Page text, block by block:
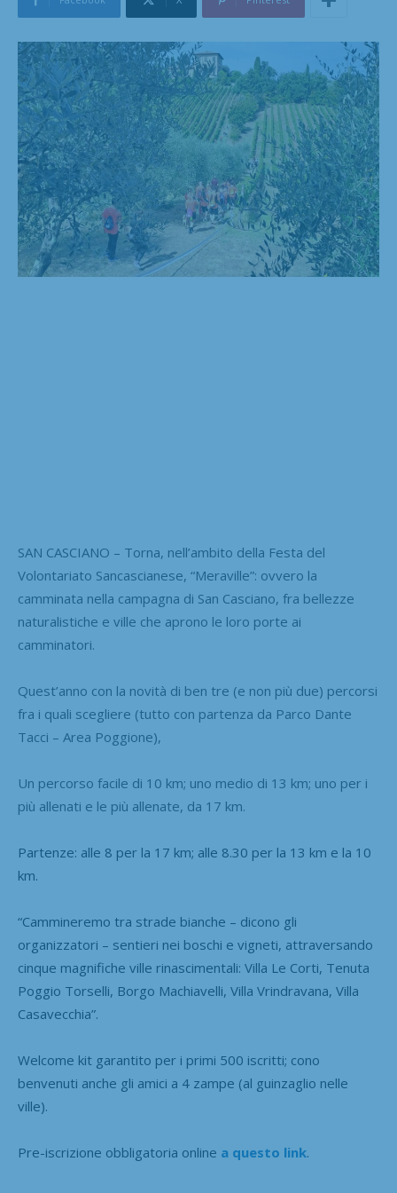
SAN CASCIANO – Torna, nell’ambito della Festa del
Volontariato Sancascianese, “Meraville”: ovvero la
camminata nella campagna di San Casciano, fra bellezze
naturalistiche e ville che aprono le loro porte ai
camminatori.
Quest’anno con la novità di ben tre (e non più due) percorsi
fra i quali scegliere (tutto con partenza da Parco Dante
Tacci – Area Poggione),
Un percorso facile di 10 km; uno medio di 13 km; uno per i
più allenati e le più allenate, da 17 km.
Partenze: alle 8 per la 17 km; alle 8.30 per la 13 km e la 10
km.
“Cammineremo tra strade bianche – dicono gli
organizzatori – sentieri nei boschi e vigneti, attraversando
cinque magnifiche ville rinascimentali: Villa Le Corti, Tenuta
Poggio Torselli, Borgo Machiavelli, Villa Vrindravana, Villa
Casavecchia”.
Welcome kit garantito per i primi 500 iscritti; cono
benvenuti anche gli amici a 4 zampe (al guinzaglio nelle
ville).
Pre-iscrizione obbligatoria online a questo link.